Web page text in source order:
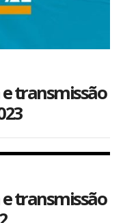
transmissão
transmissão